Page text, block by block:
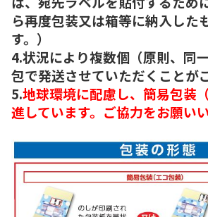
ら再度包装又は箱等に納入した
す。）
4.状況により複数個（原則、同
包で発送させていただくことが
5.地球環境に配慮し、簡易包装
進しています。ご協力をお願いい